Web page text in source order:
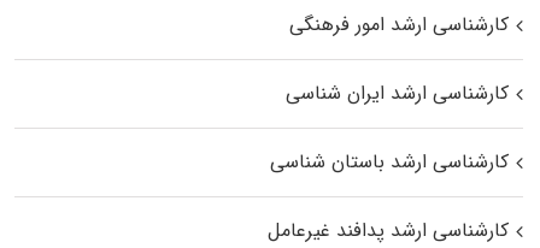
کارشناسی ارشد امور فرهنگی
کارشناسی ارشد ایران شناسی
کارشناسی ارشد باستان شناسی
کارشناسی ارشد پدافند غیرعامل